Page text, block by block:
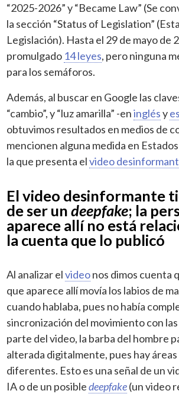
“2025-2026” y “Became Law” (Se
la sección “Status of Legislation”
Legislación). Hasta el 29 de mayo de
promulgado 14 leyes, pero ninguna
para los semáforos.
Además, al buscar en Google las
“cambio”, y “luz amarilla” -eninglésy
obtuvimos resultados en medios de
mencionen alguna medida en
la que presenta elvideo
El video desinformante
de ser undeepfake; la
aparece allí no está
la cuenta que lo publicó
Al analizar elvideonos dimos cuenta
que aparece allí movía los labios de
cuando hablaba, pues no había
sincronización del movimiento con las
parte del video, la barba del hombre
alterada digitalmente, pues hay áreas
diferentes. Esto es una señal de un
IA o de un posibledeepfake(un video